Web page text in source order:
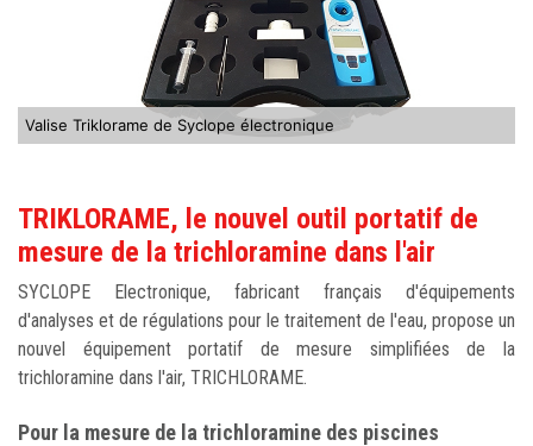
Valise Triklorame de Syclope électronique
TRIKLORAME, le nouvel outil portatif de
mesure de la trichloramine dans l'air
SYCLOPE Electronique, fabricant français d'équipements
d'analyses et de régulations pour le traitement de l'eau, propose un
nouvel équipement portatif de mesure simplifiées de la
trichloramine dans l'air, TRICHLORAME.
Pour la mesure de la trichloramine des piscines